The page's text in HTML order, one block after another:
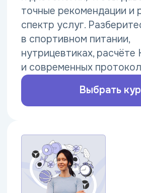
400+ курсов
Логопедия и дефектология
с нуля
Освойте современные методы
диагностики и коррекции нарушений
речи и развития у детей.
Выбрать курс